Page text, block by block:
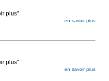
plus"
en savoir plus
plus"
en savoir plus